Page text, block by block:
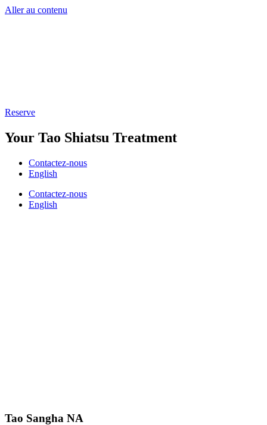
Aller au contenu
Reserve
Your Tao Shiatsu Treatment
Contactez-nous
English
Contactez-nous
English
Tao Sangha NA